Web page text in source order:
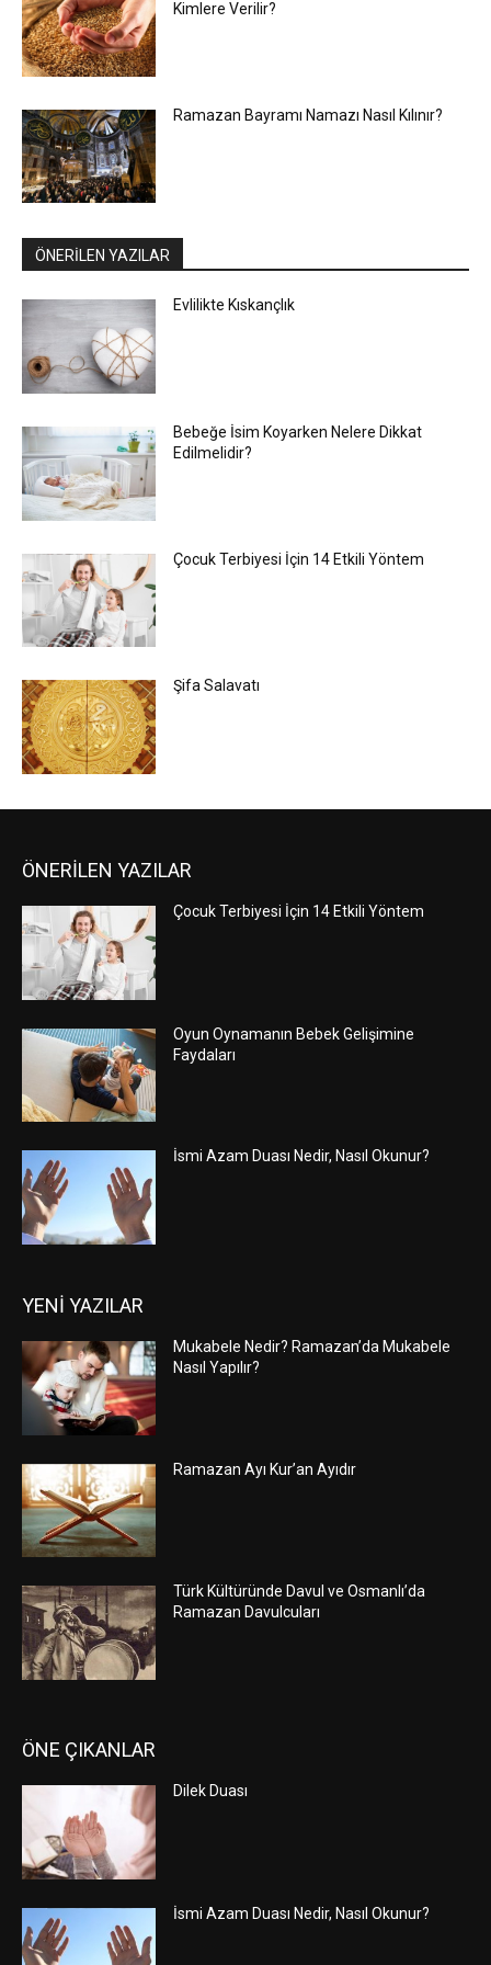
Kimlere Verilir?
Ramazan Bayramı Namazı Nasıl Kılınır?
ÖNERİLEN YAZILAR
Evlilikte Kıskançlık
Bebeğe İsim Koyarken Nelere Dikkat
Edilmelidir?
Çocuk Terbiyesi İçin 14 Etkili Yöntem
Şifa Salavatı
ÖNERİLEN YAZILAR
Çocuk Terbiyesi İçin 14 Etkili Yöntem
Oyun Oynamanın Bebek Gelişimine
Faydaları
İsmi Azam Duası Nedir, Nasıl Okunur?
YENİ YAZILAR
Mukabele Nedir? Ramazan’da Mukabele
Nasıl Yapılır?
Ramazan Ayı Kur’an Ayıdır
Türk Kültüründe Davul ve Osmanlı’da
Ramazan Davulcuları
ÖNE ÇIKANLAR
Dilek Duası
İsmi Azam Duası Nedir, Nasıl Okunur?